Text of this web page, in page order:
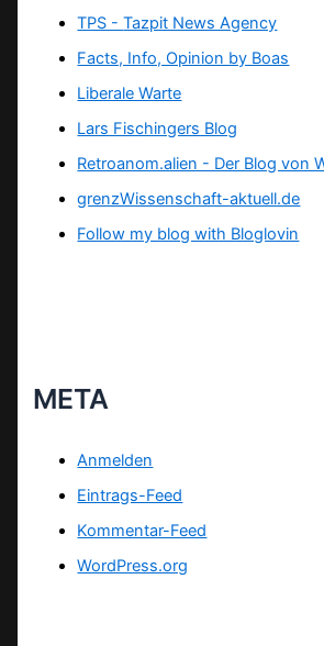
TPS -Tazpit News Agency
Facts, Info, Opinion by Boas
Liberale Warte
Lars Fischingers Blog
Retroanom.alien - Der Blog von
grenzWissenschaft-aktuell.de
Follow my blog with Bloglovin
META
Anmelden
Eintrags-Feed
Kommentar-Feed
WordPress.org